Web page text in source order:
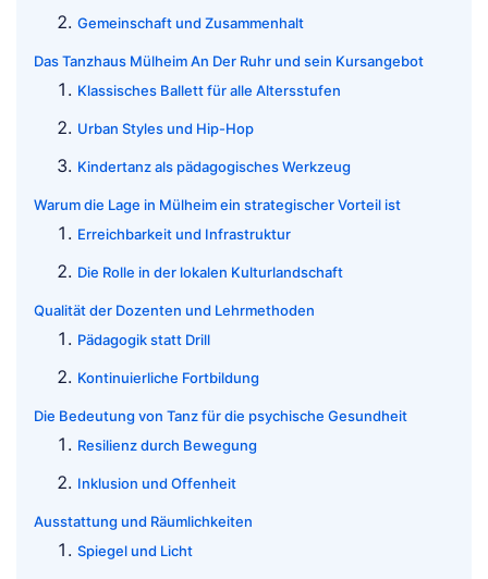
Gemeinschaft und Zusammenhalt
Das Tanzhaus Mülheim An Der Ruhr und sein Kursangebot
Klassisches Ballett für alle Altersstufen
Urban Styles und Hip-Hop
Kindertanz als pädagogisches Werkzeug
Warum die Lage in Mülheim ein strategischer Vorteil ist
Erreichbarkeit und Infrastruktur
Die Rolle in der lokalen Kulturlandschaft
Qualität der Dozenten und Lehrmethoden
Pädagogik statt Drill
Kontinuierliche Fortbildung
Die Bedeutung von Tanz für die psychische Gesundheit
Resilienz durch Bewegung
Inklusion und Offenheit
Ausstattung und Räumlichkeiten
Spiegel und Licht